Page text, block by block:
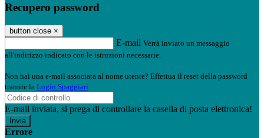
Recupero password
button close ×
E-mail Verrà inviato un messaggio
all'indirizzo indicato con le istruzioni necessarie.
Non hai una e-mail associata al nome utente? Effettua il reset della password
tramite la Login Spaggiari
E-mail inviata, si prega di controllare la casella di posta elettronica!
Errore